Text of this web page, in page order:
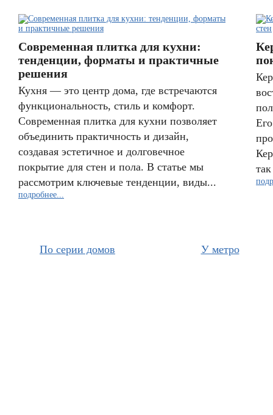
Современная плитка для кухни:
тенденции, форматы и практичные
решения
Кухня — это центр дома, где встречаются
функциональность, стиль и комфорт.
Современная плитка для кухни позволяет
объединить практичность и дизайн,
создавая эстетичное и долговечное
покрытие для стен и пола. В статье мы
рассмотрим ключевые тенденции, виды...
подробнее...
По серии домов У метро